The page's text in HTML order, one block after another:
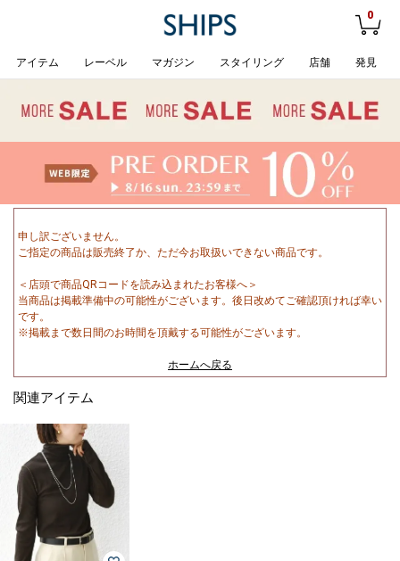
0
アイテム レーベル マガジン スタイリング 店舗 発見
申し訳ございません。
ご指定の商品は販売終了か、ただ今お取扱いできない商品です。
＜店頭で商品QRコードを読み込まれたお客様へ＞
当商品は掲載準備中の可能性がございます。後日改めてご確認頂ければ幸い
です。
※掲載まで数日間のお時間を頂戴する可能性がございます。
ホームへ戻る
関連アイテム